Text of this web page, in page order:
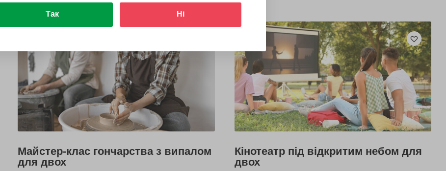
Майстер-клас гончарства з випалом
для двох
Кінотеатр під відкритим небом для
двох
Так Ні